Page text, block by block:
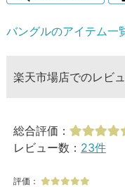
バングルのアイテム一
楽天市場店でのレビ
総合評価：
レビュー数： 23件
評価：